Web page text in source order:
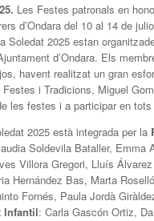
Les Festes patronals en
d’Ondara del 10 al 14 de
Soledat 2025 estan
d’Ondara. Els
havent realitzat un gran
Festes i Tradicions, Miguel
les festes i a participar en
2025 està integrada per la
Soldevila Bataller, Emma
Villora Gregori, Lluís
Hernández Bas, Marta
Fornés, Paula Jordà
Infantil: Carla Gascón Ortiz,